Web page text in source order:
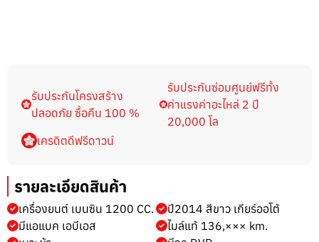
รับประกันโครงสร้าง
ปลอดภัย ซื้อคืน 100 %
รับประกันซ่อมศูนย์ฟรีทั้ง
ค่าแรงค่าอะไหล่ 2 ปี
20,000 โล
เครดิตดีฟรีดาวน์
รายละเอียดสินค้า
เครื่องยนต์ เบนซิน 1200 CC.
ปี2014 สีขาว เกียร์ออโต้
มีแอแบค เอบีเอส
ไมล์แท้ 136,××× km.